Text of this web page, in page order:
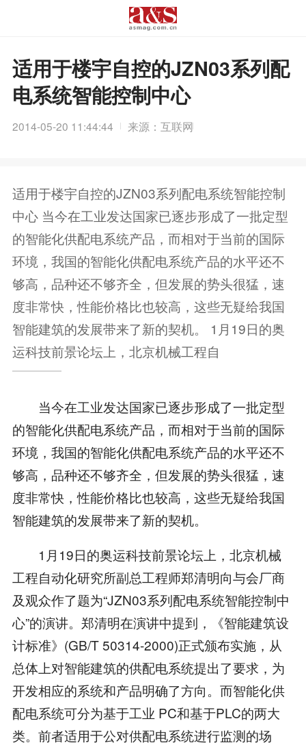
适用于楼宇自控的JZN03系列配
电系统智能控制中心
2014-05-20 11:44:44 来源：互联网
适用于楼宇自控的JZN03系列配电系统智能控制
中心 当今在工业发达国家已逐步形成了一批定型
的智能化供配电系统产品，而相对于当前的国际
环境，我国的智能化供配电系统产品的水平还不
够高，品种还不够齐全，但发展的势头很猛，速
度非常快，性能价格比也较高，这些无疑给我国
智能建筑的发展带来了新的契机。 1月19日的奥
运科技前景论坛上，北京机械工程自
当今在工业发达国家已逐步形成了一批定型
的智能化供配电系统产品，而相对于当前的国际
环境，我国的智能化供配电系统产品的水平还不
够高，品种还不够齐全，但发展的势头很猛，速
度非常快，性能价格比也较高，这些无疑给我国
智能建筑的发展带来了新的契机。
1月19日的奥运科技前景论坛上，北京机械
工程自动化研究所副总工程师郑清明向与会厂商
及观众作了题为“JZN03系列配电系统智能控制中
心”的演讲。郑清明在演讲中提到，《智能建筑设
计标准》(GB/T 50314-2000)正式颁布实施，从
总体上对智能建筑的供配电系统提出了要求，为
开发相应的系统和产品明确了方向。而智能化供
配电系统可分为基于工业 PC和基于PLC的两大
类。前者适用于公对供配电系统进行监测的场